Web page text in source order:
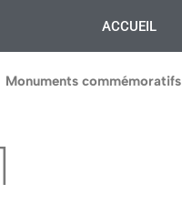
ACCUEIL
Monuments commémoratifs